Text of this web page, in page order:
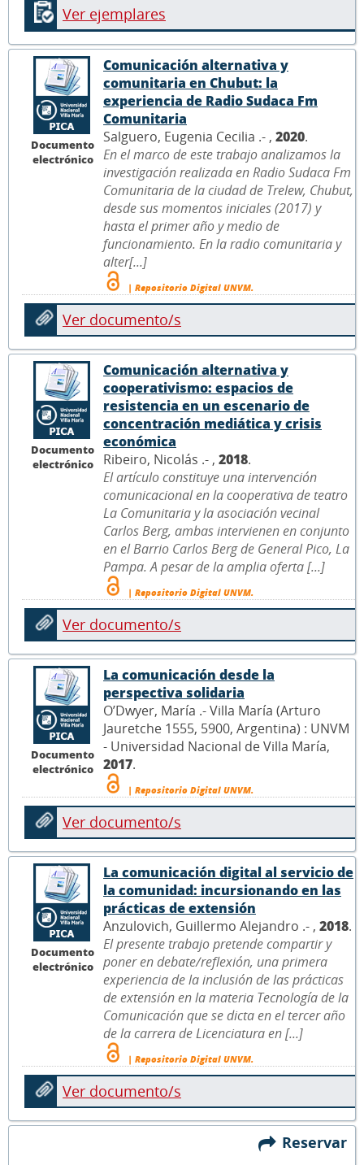
Ver ejemplares
Documento
electrónico
Comunicación alternativa y
comunitaria en Chubut: la
experiencia de Radio Sudaca Fm
Comunitaria
Salguero, Eugenia Cecilia .- , 2020.
En el marco de este trabajo analizamos la
investigación realizada en Radio Sudaca Fm
Comunitaria de la ciudad de Trelew, Chubut,
desde sus momentos iniciales (2017) y
hasta el primer año y medio de
funcionamiento. En la radio comunitaria y
alter[...]
| Repositorio Digital UNVM.
Ver documento/s
Documento
electrónico
Comunicación alternativa y
cooperativismo: espacios de
resistencia en un escenario de
concentración mediática y crisis
económica
Ribeiro, Nicolás .- , 2018.
El artículo constituye una intervención
comunicacional en la cooperativa de teatro
La Comunitaria y la asociación vecinal
Carlos Berg, ambas intervienen en conjunto
en el Barrio Carlos Berg de General Pico, La
Pampa. A pesar de la amplia oferta [...]
| Repositorio Digital UNVM.
Ver documento/s
Documento
electrónico
La comunicación desde la
perspectiva solidaria
O’Dwyer, María .- Villa María (Arturo
Jauretche 1555, 5900, Argentina) : UNVM
- Universidad Nacional de Villa María,
2017.
| Repositorio Digital UNVM.
Ver documento/s
Documento
electrónico
La comunicación digital al servicio de
la comunidad: incursionando en las
prácticas de extensión
Anzulovich, Guillermo Alejandro .- , 2018.
El presente trabajo pretende compartir y
poner en debate/reflexión, una primera
experiencia de la inclusión de las prácticas
de extensión en la materia Tecnología de la
Comunicación que se dicta en el tercer año
de la carrera de Licenciatura en [...]
| Repositorio Digital UNVM.
Ver documento/s
Reservar